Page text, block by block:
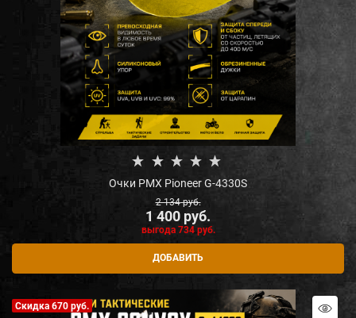
Очки PMX Pioneer G-4330S
2 134 руб.
1 400 руб.
выгода 734 руб.
ДОБАВИТЬ
Скидка 670 руб.